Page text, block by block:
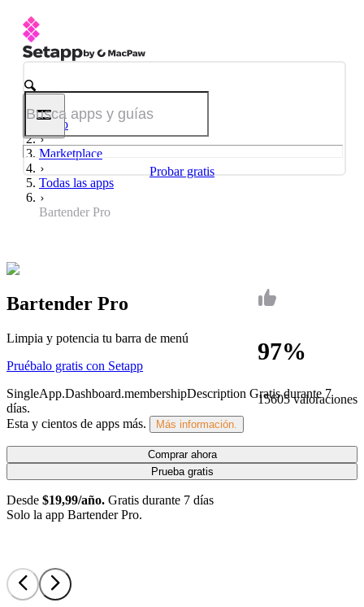
Probar gratis
Inicio
Marketplace
Todas las apps
Bartender Pro
97%
15605 valoraciones
Bartender Pro
Limpia y potencia tu barra de menú
Pruébalo gratis con Setapp
SingleApp.Dashboard.membershipDescription Gratis durante 7
días.
Esta y cientos de apps más.
Más información.
Comprar ahora
Prueba gratis
Desde $19,99/año. Gratis durante 7 días
Solo la app Bartender Pro.